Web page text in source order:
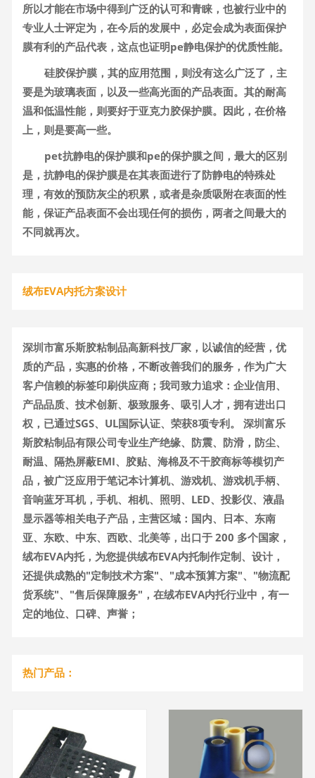
所以才能在市场中得到广泛的认可和青睐，也被行业中的
专业人士评定为，在今后的发展中，必定会成为表面保护
膜有利的产品代表，这点也证明pe静电保护的优质性能。
硅胶保护膜，其的应用范围，则没有这么广泛了，主
要是为玻璃表面，以及一些高光面的产品表面。其的耐高
温和低温性能，则要好于亚克力胶保护膜。因此，在价格
上，则是要高一些。
pet抗静电的保护膜和pe的保护膜之间，最大的区别
是，抗静电的保护膜是在其表面进行了防静电的特殊处
理，有效的预防灰尘的积累，或者是杂质吸附在表面的性
能，保证产品表面不会出现任何的损伤，两者之间最大的
不同就再次。
绒布EVA内托方案设计
深圳市富乐斯胶粘制品高新科技厂家，以诚信的经营，优
质的产品，实惠的价格，不断改善我们的服务，作为广大
客户信赖的标签印刷供应商；我司致力追求：企业信用、
产品品质、技术创新、极致服务、吸引人才，拥有进出口
权，已通过SGS、UL国际认证、荣获8项专利。 深圳富乐
斯胶粘制品有限公司专业生产绝缘、防震、防滑，防尘、
耐温、隔热屏蔽EMI、胶贴、海棉及不干胶商标等模切产
品，被广泛应用于笔记本计算机、游戏机、游戏机手柄、
音响蓝牙耳机，手机、相机、照明、LED、投影仪、液晶
显示器等相关电子产品，主营区域：国内、日本、东南
亚、东欧、中东、西欧、北美等，出口于 200 多个国家，
绒布EVA内托，为您提供绒布EVA内托制作定制、设计，
还提供成熟的"定制技术方案"、"成本预算方案"、"物流配
货系统"、"售后保障服务"，在绒布EVA内托行业中，有一
定的地位、口碑、声誉；
热门产品：